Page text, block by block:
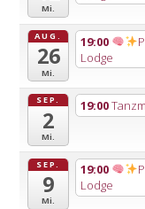
Mi.
AUG.
26
Mi.
19:00
Lodge
SEP.
2
Mi.
19:00
SEP.
9
Mi.
19:00
Lodge